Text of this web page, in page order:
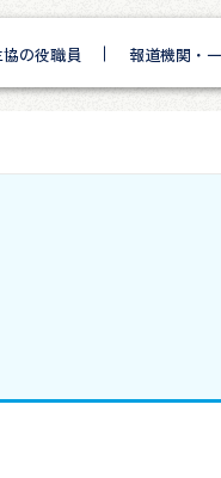
の役職員 報道機関・